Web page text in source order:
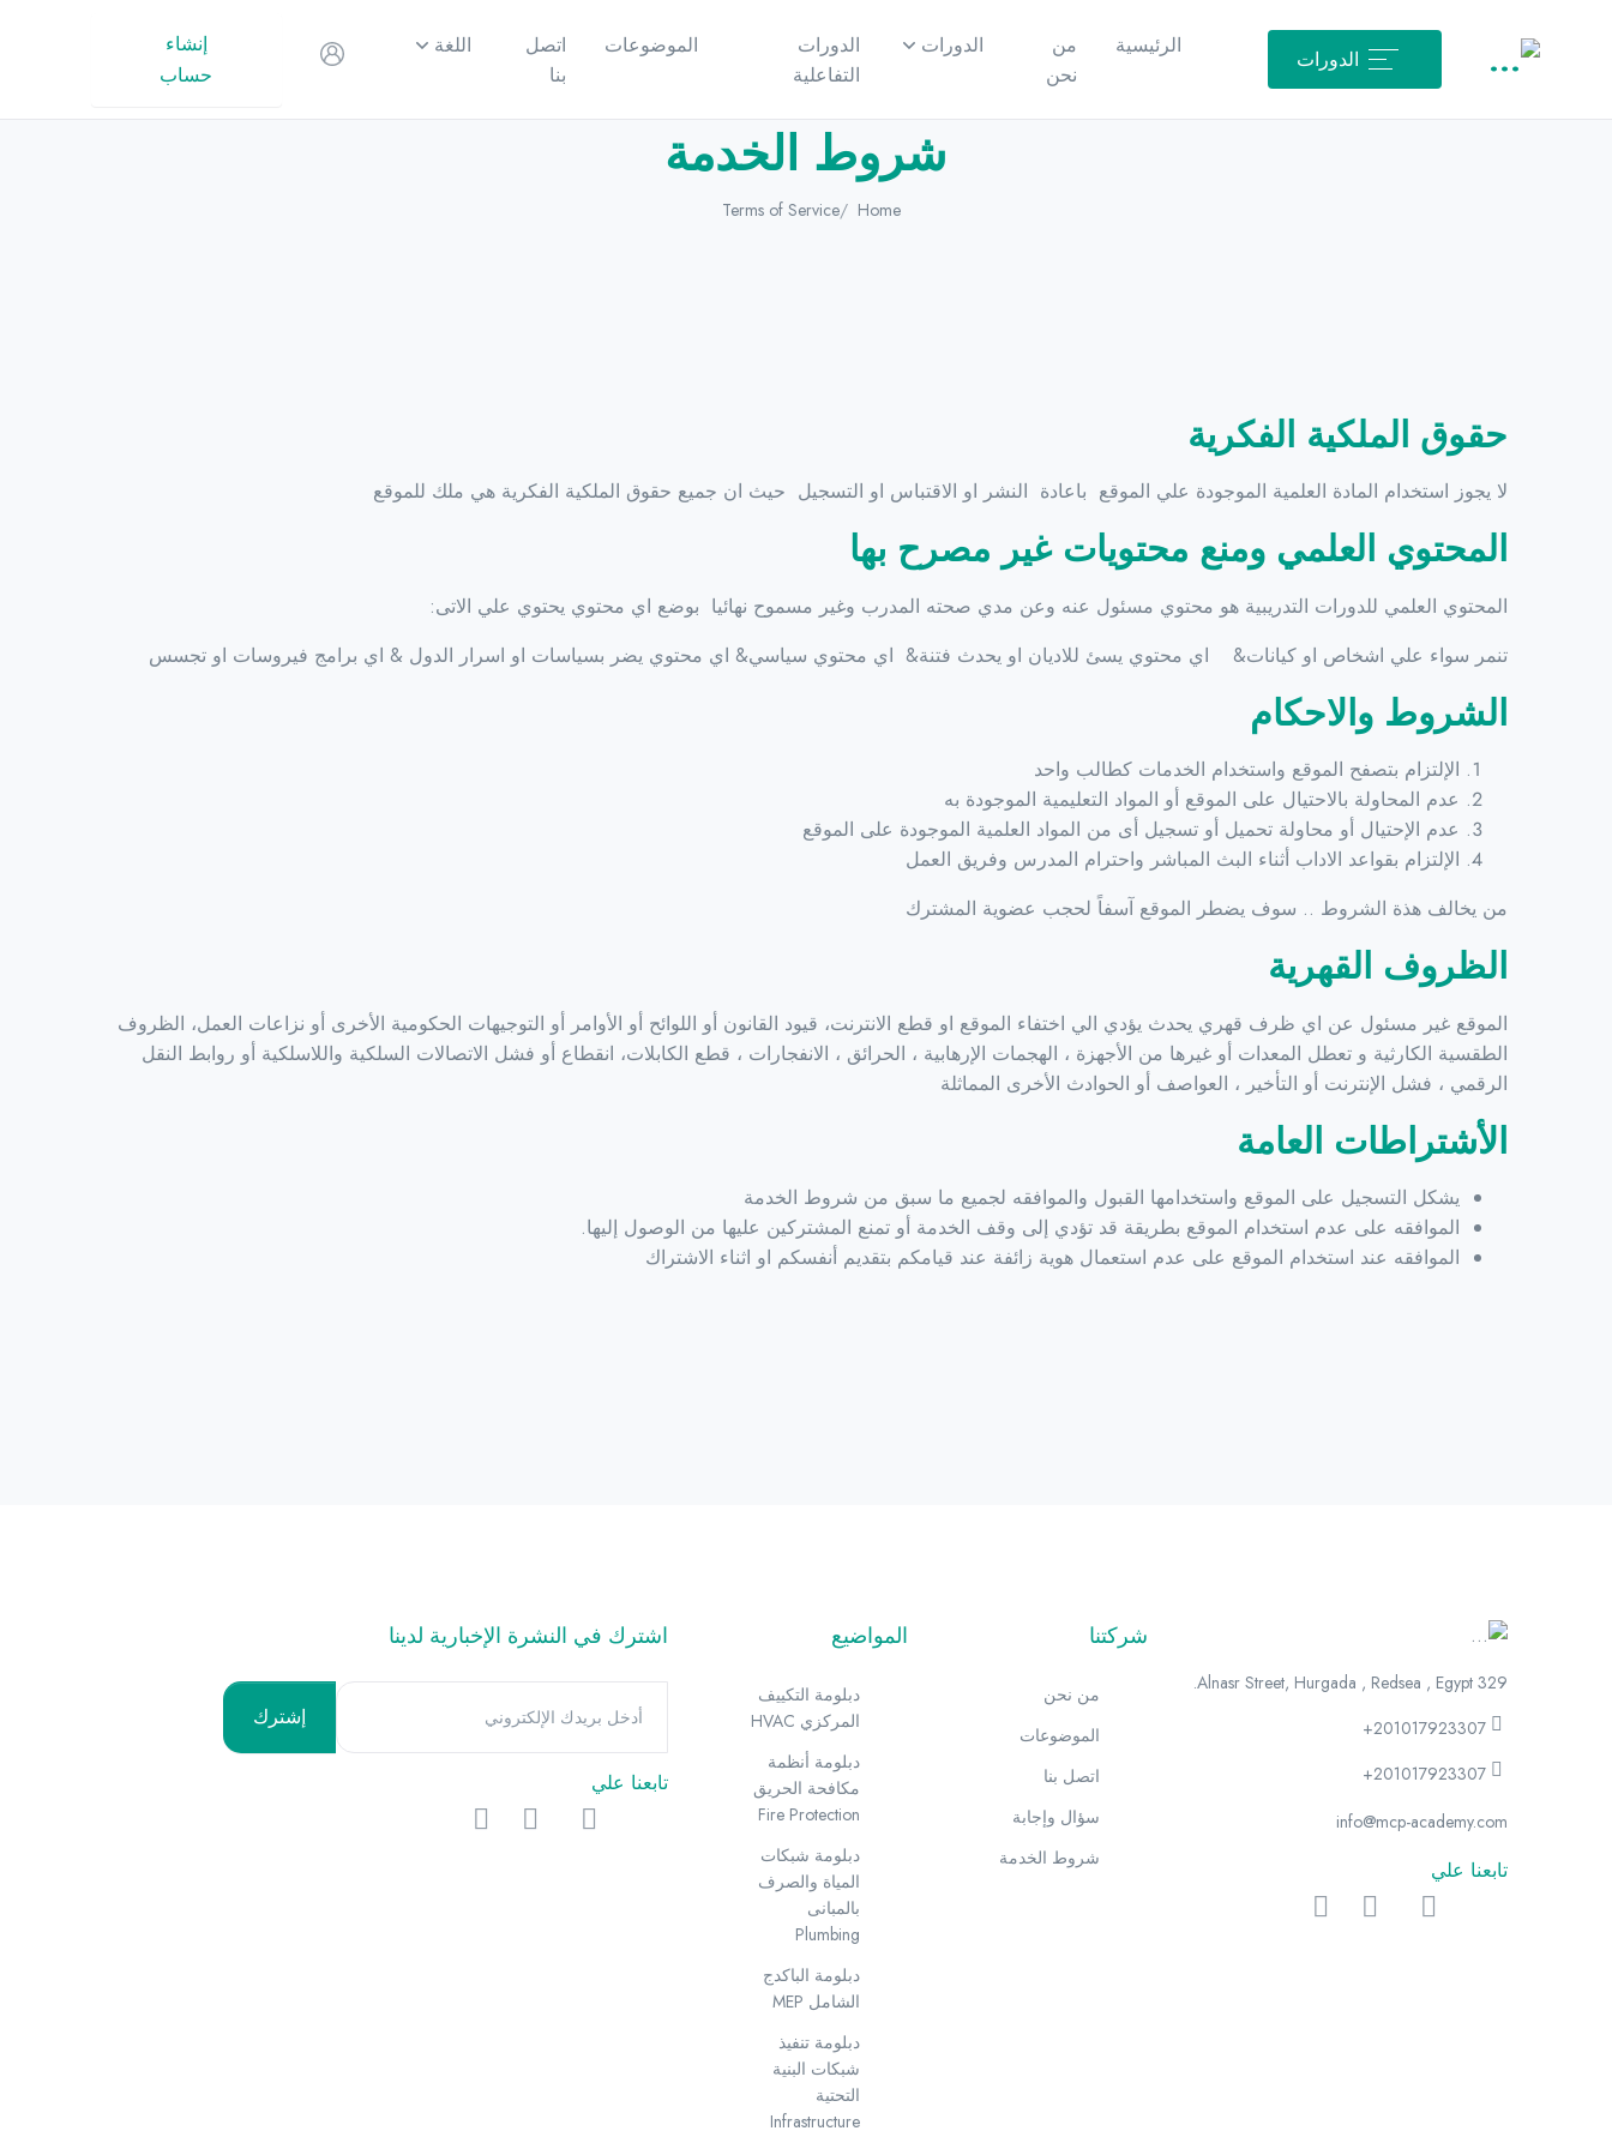
الدورات
الرئيسية
من
نحن
الدورات
الدورات
التفاعلية
الموضوعات
اتصل
بنا
اللغة
إنشاء
حساب
شروط الخدمة
Home
Terms of Service
حقوق الملكية الفكرية
لا يجوز استخدام المادة العلمية الموجودة علي الموقع باعادة النشر او الاقتباس او التسجيل حيث ان جميع حقوق الملكية الفكرية هي ملك للموقع
المحتوي العلمي ومنع محتويات غير مصرح بها
المحتوي العلمي للدورات التدريبية هو محتوي مسئول عنه وعن مدي صحته المدرب وغير مسموح نهائيا بوضع اي محتوي يحتوي علي الاتى:
تنمر سواء علي اشخاص او كيانات& اي محتوي يسئ للاديان او يحدث فتنة& اي محتوي سياسي& اي محتوي يضر بسياسات او اسرار الدول & اي برامج فيروسات او تجسس
الشروط والاحكام
الإلتزام بتصفح الموقع واستخدام الخدمات كطالب واحد
عدم المحاولة بالاحتيال على الموقع أو المواد التعليمية الموجودة به
عدم الإحتيال أو محاولة تحميل أو تسجيل أى من المواد العلمية الموجودة على الموقع
الإلتزام بقواعد الاداب أثناء البث المباشر واحترام المدرس وفريق العمل
من يخالف هذة الشروط .. سوف يضطر الموقع آسفاً لحجب عضوية المشترك
الظروف القهرية
الموقع غير مسئول عن اي ظرف قهري يحدث يؤدي الي اختفاء الموقع او قطع الانترنت، قيود القانون أو اللوائح أو الأوامر أو التوجيهات الحكومية الأخرى أو نزاعات العمل، الظروف
الطقسية الكارثية و تعطل المعدات أو غيرها من الأجهزة ، الهجمات الإرهابية ، الحرائق ، الانفجارات ، قطع الكابلات، انقطاع أو فشل الاتصالات السلكية واللاسلكية أو روابط النقل
الرقمي ، فشل الإنترنت أو التأخير ، العواصف أو الحوادث الأخرى المماثلة
الأشتراطات العامة
يشكل التسجيل على الموقع واستخدامها القبول والموافقه لجميع ما سبق من شروط الخدمة
الموافقه على عدم استخدام الموقع بطريقة قد تؤدي إلى وقف الخدمة أو تمنع المشتركين عليها من الوصول إليها.
الموافقه عند استخدام الموقع على عدم استعمال هوية زائفة عند قيامكم بتقديم أنفسكم او اثناء الاشتراك
329 Alnasr Street, Hurgada , Redsea , Egypt.
+201017923307
+201017923307
info@mcp-academy.com
تابعنا علي
شركتنا
من نحن
الموضوعات
اتصل بنا
سؤال وإجابة
شروط الخدمة
المواضيع
دبلومة التكييف
المركزي HVAC
دبلومة أنظمة
مكافحة الحريق
Fire Protection
دبلومة شبكات
المياة والصرف
بالمبانى
Plumbing
دبلومة الباكدج
الشامل MEP
دبلومة تنفيذ
شبكات البنية
التحتية
Infrastructure
اشترك في النشرة الإخبارية لدينا
تابعنا علي